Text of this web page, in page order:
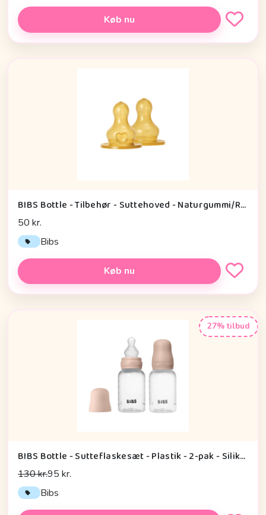
Køb nu
BIBS Bottle - Tilbehør - Suttehoved - Naturgummi/Rund - 2-Pak - Slow Flow
50 kr.
Bibs
Køb nu
27% tilbud
BIBS Bottle - Sutteflaskesæt - Plastik - 2-pak - Silikone/Slow Flow/Rund - 150ml - Blush
130 kr.95 kr.
Bibs